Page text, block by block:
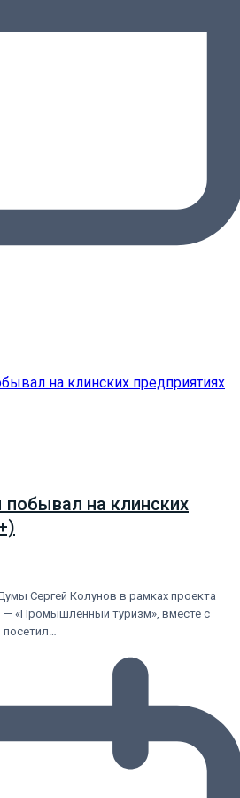
на клинских
Сергей Колунов в рамках проекта
— «Промышленный туризм», вместе с
посетил…